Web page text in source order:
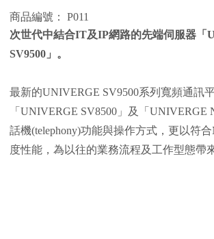
商品編號： P011
次世代中結合IT及IP網路的先端伺服器「
SV9500」。
最新的UNIVERGE SV9500系列寬頻通訊
「UNIVERGE SV8500」及「UNIVERGE
話機(telephony)功能與操作方式，更以符
度性能，為以往的業務流程及工作型態帶